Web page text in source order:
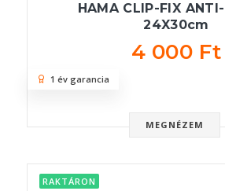
HAMA CLIP-FIX ANTI-
24X30cm
4 000 Ft
MEGNÉZEM
1 év garancia
RAKTÁRON